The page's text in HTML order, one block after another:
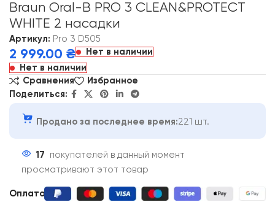
Braun Oral-B PRO 3 CLEAN&PROTECT
WHITE 2 насадки
Артикул: Pro 3 D505
2 999.00 ₴
Нет в наличии
Нет в наличии
Сравнения
Избранное
Поделиться:
Продано за последнее время:221 шт.
17
покупателей в данный момент
просматривают этот товар
Оплата: